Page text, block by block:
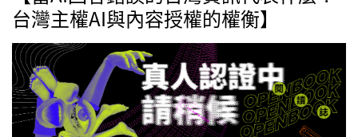
台灣主權AI與內容授權的權衡】